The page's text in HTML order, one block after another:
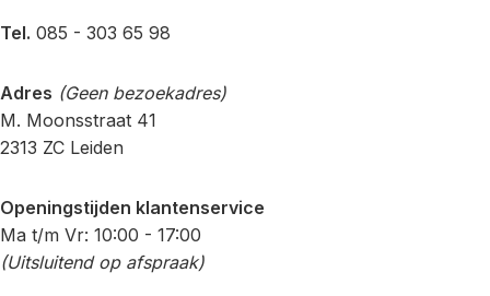
Tel. 085 - 303 65 98
Adres (Geen bezoekadres)
M. Moonsstraat 41
2313 ZC Leiden
Openingstijden klantenservice
Ma t/m Vr: 10:00 - 17:00
(Uitsluitend op afspraak)